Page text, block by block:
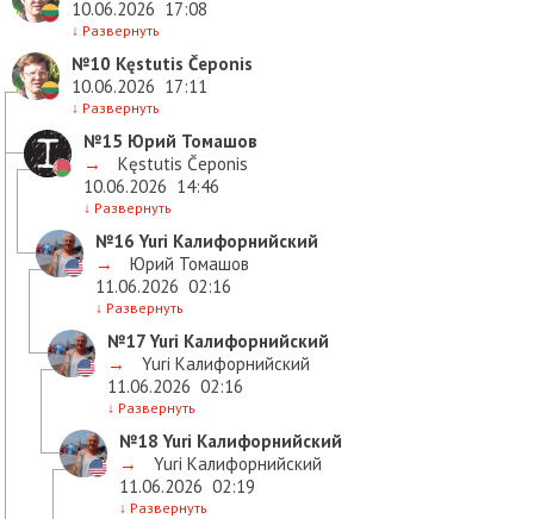
10.06.2026 17:08
↓ Развернуть
№10 Kęstutis Čeponis
10.06.2026 17:11
↓ Развернуть
№15 Юрий Томашов
→
Kęstutis Čeponis
10.06.2026 14:46
↓ Развернуть
№16 Yuri Калифорнийский
→
Юрий Томашов
11.06.2026 02:16
↓ Развернуть
№17Yuri Калифорнийский
→
Yuri Калифорнийский
11.06.2026 02:16
↓ Развернуть
№18 Yuri Калифорнийский
→
Yuri Калифорнийский
11.06.2026 02:19
↓ Развернуть